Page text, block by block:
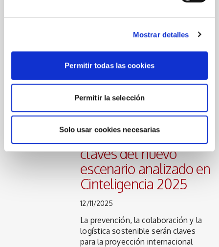
Mostrar detalles
Permitir todas las cookies
Permitir la selección
Solo usar cookies necesarias
la resiliencia empresarial en un
contexto global marcado por la
Re-globalización y
seguridad logística,
claves del nuevo
escenario analizado en
Cinteligencia 2025
12/11/2025
La prevención, la colaboración y la
logística sostenible serán claves
para la proyección internacional